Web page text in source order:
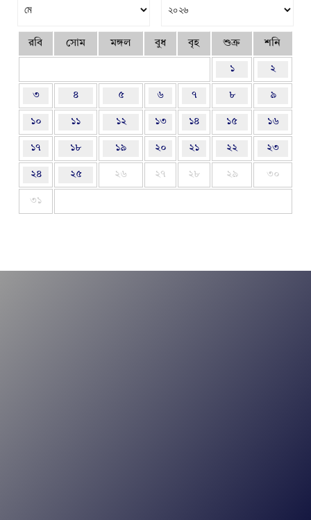
রবি সোম মঙ্গল বুধ বৃহ শুক্র শনি
১ ২
৩ ৪ ৫ ৬ ৭ ৮ ৯
১০ ১১ ১২ ১৩ ১৪ ১৫ ১৬
১৭ ১৮ ১৯ ২০ ২১ ২২ ২৩
২৪ ২৫ ২৬ ২৭ ২৮ ২৯ ৩০
৩১